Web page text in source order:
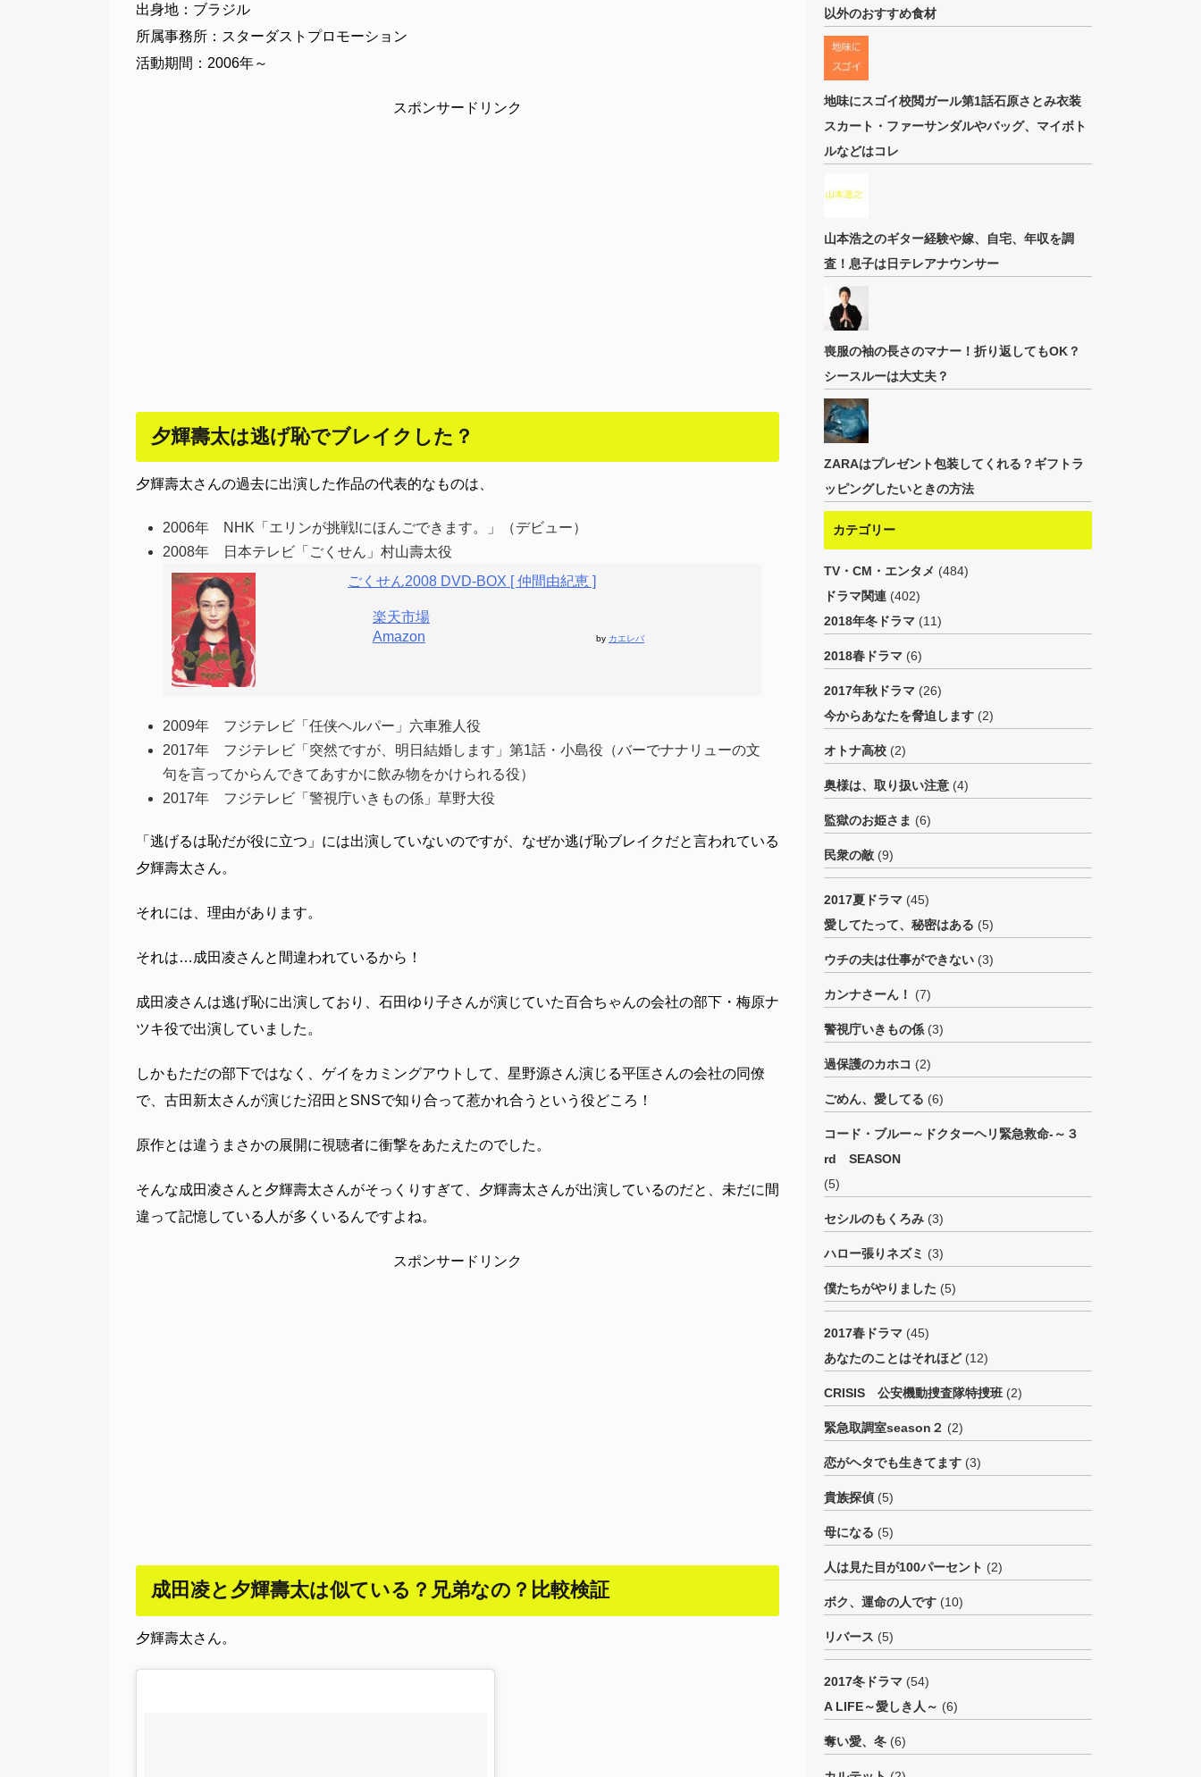
出身地：ブラジル
所属事務所：スターダストプロモーション
活動期間：2006年～
スポンサードリンク
夕輝壽太は逃げ恥でブレイクした？
夕輝壽太さんの過去に出演した作品の代表的なものは、
2006年 NHK「エリンが挑戦!にほんごできます。」（デビュー）
2008年 日本テレビ「ごくせん」村山壽太役
ごくせん2008 DVD-BOX [ 仲間由紀恵 ]
楽天市場
Amazon
by カエレバ
2009年 フジテレビ「任侠ヘルパー」六車雅人役
2017年 フジテレビ「突然ですが、明日結婚します」第1話・小島役（バーでナナリューの文
句を言ってからんできてあすかに飲み物をかけられる役）
2017年 フジテレビ「警視庁いきもの係」草野大役
「逃げるは恥だが役に立つ」には出演していないのですが、なぜか逃げ恥ブレイクだと言われている
夕輝壽太さん。
それには、理由があります。
それは…成田凌さんと間違われているから！
成田凌さんは逃げ恥に出演しており、石田ゆり子さんが演じていた百合ちゃんの会社の部下・梅原ナ
ツキ役で出演していました。
しかもただの部下ではなく、ゲイをカミングアウトして、星野源さん演じる平匡さんの会社の同僚
で、古田新太さんが演じた沼田とSNSで知り合って惹かれ合うという役どころ！
原作とは違うまさかの展開に視聴者に衝撃をあたえたのでした。
そんな成田凌さんと夕輝壽太さんがそっくりすぎて、夕輝壽太さんが出演しているのだと、未だに間
違って記憶している人が多くいるんですよね。
スポンサードリンク
成田凌と夕輝壽太は似ている？兄弟なの？比較検証
夕輝壽太さん。
以外のおすすめ食材
地味にスゴイ校閲ガール第1話石原さとみ衣装
スカート・ファーサンダルやバッグ、マイボト
ルなどはコレ
山本浩之のギター経験や嫁、自宅、年収を調
査！息子は日テレアナウンサー
喪服の袖の長さのマナー！折り返してもOK？
シースルーは大丈夫？
ZARAはプレゼント包装してくれる？ギフトラ
ッピングしたいときの方法
カテゴリー
TV・CM・エンタメ (484)
ドラマ関連 (402)
2018年冬ドラマ (11)
2018春ドラマ (6)
2017年秋ドラマ (26)
今からあなたを脅迫します (2)
オトナ高校 (2)
奥様は、取り扱い注意 (4)
監獄のお姫さま (6)
民衆の敵 (9)
2017夏ドラマ (45)
愛してたって、秘密はある (5)
ウチの夫は仕事ができない (3)
カンナさーん！ (7)
警視庁いきもの係 (3)
過保護のカホコ (2)
ごめん、愛してる (6)
コード・ブルー～ドクターヘリ緊急救命-～３
rd SEASON
(5)
セシルのもくろみ (3)
ハロー張りネズミ (3)
僕たちがやりました (5)
2017春ドラマ (45)
あなたのことはそれほど(12)
CRISIS 公安機動捜査隊特捜班 (2)
緊急取調室season２ (2)
恋がヘタでも生きてます (3)
貴族探偵 (5)
母になる (5)
人は見た目が100パーセント (2)
ボク、運命の人です (10)
リバース (5)
2017冬ドラマ (54)
A LIFE～愛しき人～ (6)
奪い愛、冬 (6)